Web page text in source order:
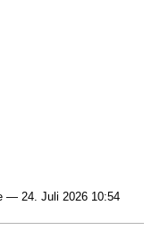
— 24. Juli 2026 10:54